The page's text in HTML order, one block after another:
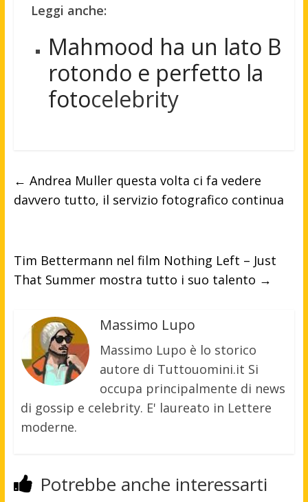
Leggi anche:
Mahmood ha un lato B
rotondo e perfetto la
fotocelebrity
← Andrea Muller questa volta ci fa vedere
davvero tutto, il servizio fotografico continua
Tim Bettermann nel film Nothing Left – Just
That Summer mostra tutto i suo talento →
Massimo Lupo
Massimo Lupo è lo storico
autore di Tuttouomini.it Si
occupa principalmente di news
di gossip e celebrity. E' laureato in Lettere
moderne.
Potrebbe anche interessarti